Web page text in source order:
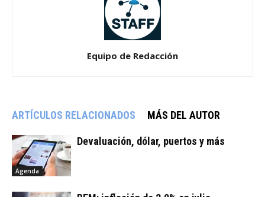
Equipo de Redacción
ARTÍCULOS RELACIONADOS MÁS DEL AUTOR
Agenda
Devaluación, dólar, puertos y más